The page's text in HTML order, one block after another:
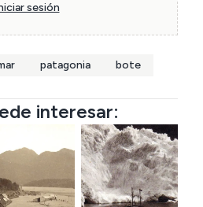
sesión
patagonia
bote
interesar: